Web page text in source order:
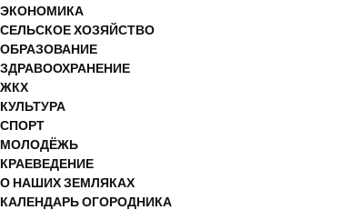
ЭКОНОМИКА
СЕЛЬСКОЕ ХОЗЯЙСТВО
ОБРАЗОВАНИЕ
ЗДРАВООХРАНЕНИЕ
ЖКХ
КУЛЬТУРА
СПОРТ
МОЛОДЁЖЬ
КРАЕВЕДЕНИЕ
О НАШИХ ЗЕМЛЯКАХ
КАЛЕНДАРЬ ОГОРОДНИКА